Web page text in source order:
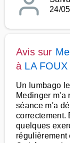
24/
Avis sur
à LA
Un lumbago
Medinger m'a
séance m'a
correctement.
quelques
régulièrement